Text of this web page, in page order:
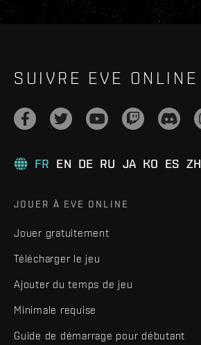
SUIVRE EVE ONLINE
FR EN DE RU JA KO ES ZH
JOUER À EVE ONLINE
Jouer gratuitement
Télécharger le jeu
Ajouter du temps de jeu
Minimale requise
Guide de démarrage pour débutant